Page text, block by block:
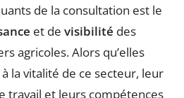
de la consultation est le
et de visibilité des
agricoles. Alors qu’elles
la vitalité de ce secteur, leur
travail et leurs compétences